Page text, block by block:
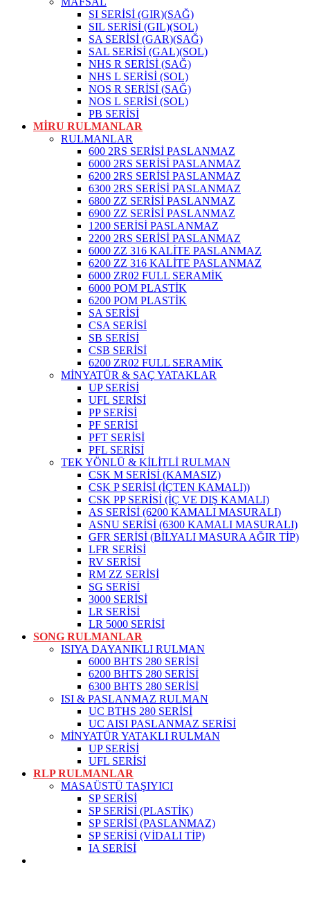
SI SERİSİ (GIR)(SAĞ)
SIL SERİSİ (GIL)(SOL)
SA SERİSİ (GAR)(SAĞ)
SAL SERİSİ (GAL)(SOL)
NHS R SERİSİ (SAĞ)
NHS L SERİSİ (SOL)
NOS R SERİSİ (SAĞ)
NOS L SERİSİ (SOL)
PB SERİSİ
MİRU RULMANLAR
RULMANLAR
600 2RS SERİSİ PASLANMAZ
6000 2RS SERİSİ PASLANMAZ
6200 2RS SERİSİ PASLANMAZ
6300 2RS SERİSİ PASLANMAZ
6800 ZZ SERİSİ PASLANMAZ
6900 ZZ SERİSİ PASLANMAZ
1200 SERİSİ PASLANMAZ
2200 2RS SERİSİ PASLANMAZ
6000 ZZ 316 KALİTE PASLANMAZ
6200 ZZ 316 KALİTE PASLANMAZ
6000 ZR02 FULL SERAMİK
6000 POM PLASTİK
6200 POM PLASTİK
SA SERİSİ
CSA SERİSİ
SB SERİSİ
CSB SERİSİ
6200 ZR02 FULL SERAMİK
MİNYATÜR & SAÇ YATAKLAR
UP SERİSİ
UFL SERİSİ
PP SERİSİ
PF SERİSİ
PFT SERİSİ
PFL SERİSİ
TEK YÖNLÜ & KİLİTLİ RULMAN
CSK M SERİSİ (KAMASIZ)
CSK P SERİSİ (İÇTEN KAMALI))
CSK PP SERİSİ (İÇ VE DIŞ KAMALI)
AS SERİSİ (6200 KAMALI MASURALI)
ASNU SERİSİ (6300 KAMALI MASURALI)
GFR SERİSİ (BİLYALI MASURA AĞIR TİP)
LFR SERİSİ
RV SERİSİ
RM ZZ SERİSİ
SG SERİSİ
3000 SERİSİ
LR SERİSİ
LR 5000 SERİSİ
SONG RULMANLAR
ISIYA DAYANIKLI RULMAN
6000 BHTS 280 SERİSİ
6200 BHTS 280 SERİSİ
6300 BHTS 280 SERİSİ
ISI & PASLANMAZ RULMAN
UC BTHS 280 SERİSİ
UC AISI PASLANMAZ SERİSİ
MİNYATÜR YATAKLI RULMAN
UP SERİSİ
UFL SERİSİ
RLP RULMANLAR
MASAÜSTÜ TAŞIYICI
SP SERİSİ
SP SERİSİ (PLASTİK)
SP SERİSİ (PASLANMAZ)
SP SERİSİ (VİDALI TİP)
IA SERİSİ